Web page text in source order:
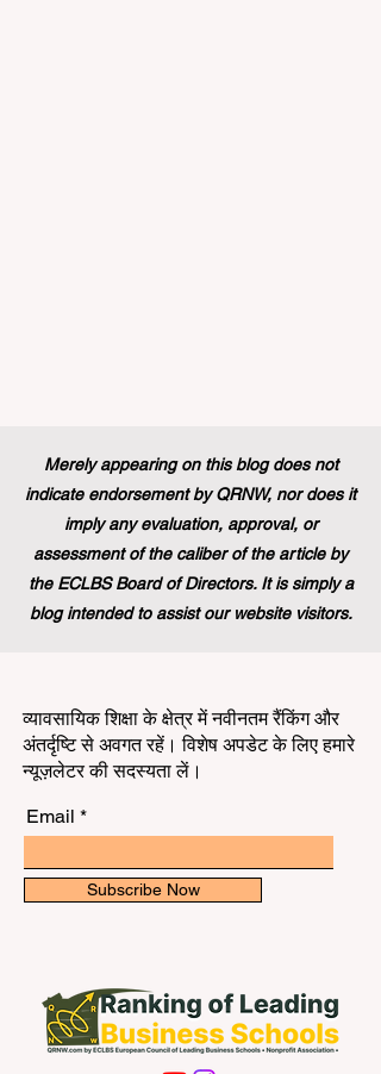
Merely appearing on this blog does not
indicate endorsement by QRNW, nor does it
imply any evaluation, approval, or
assessment of the caliber of the article by
the ECLBS Board of Directors. It is simply a
blog intended to assist our website visitors.
व्यावसायिक शिक्षा के क्षेत्र में नवीनतम रैंकिंग और
अंतर्दृष्टि से अवगत रहें। विशेष अपडेट के लिए हमारे
न्यूज़लेटर की सदस्यता लें।
Email
Subscribe Now